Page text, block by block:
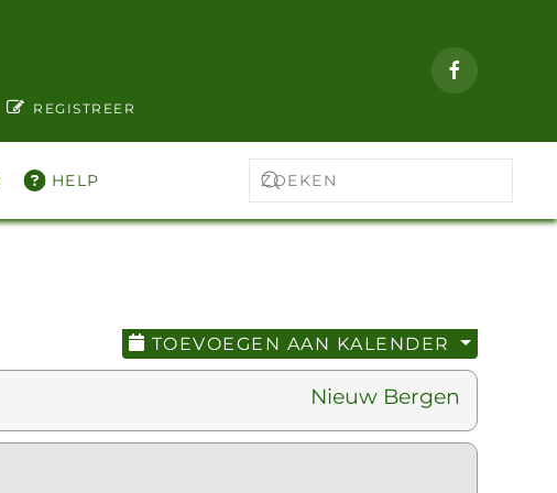
REGISTREER
HELP
TOEVOEGEN AAN KALENDER
Nieuw Bergen